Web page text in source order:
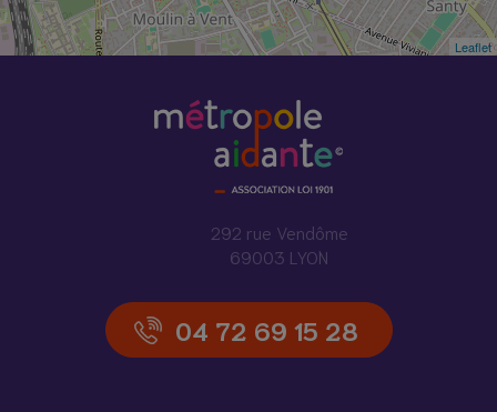
Leaflet
292 rue Vendôme
69003 LYON
04 72 69 15 28